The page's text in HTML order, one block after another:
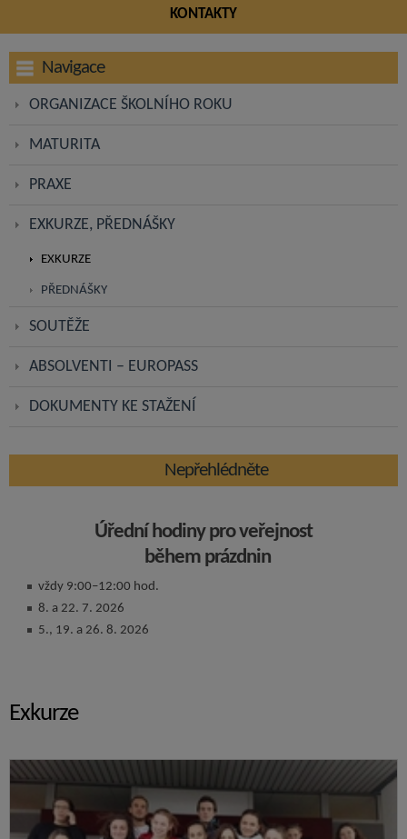
KONTAKTY
Navigace
ORGANIZACE ŠKOLNÍHO ROKU
MATURITA
PRAXE
EXKURZE, PŘEDNÁŠKY
EXKURZE
PŘEDNÁŠKY
SOUTĚŽE
ABSOLVENTI – EUROPASS
DOKUMENTY KE STAŽENÍ
Nepřehlédněte
Úřední hodiny pro veřejnost
během prázdnin
vždy 9:00–12:00 hod.
8. a 22. 7. 2026
5., 19. a 26. 8. 2026
Exkurze